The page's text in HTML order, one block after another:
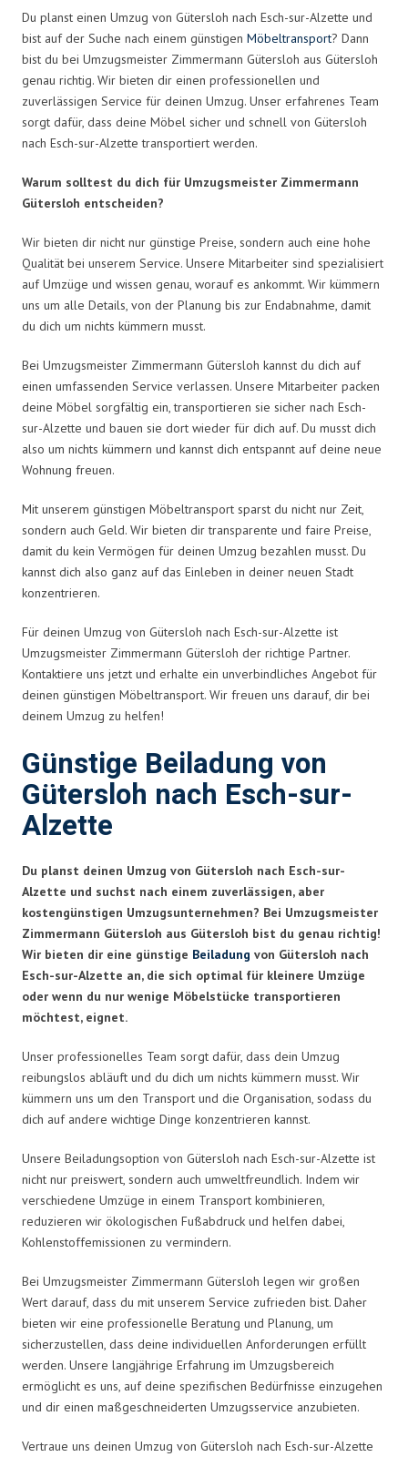
Du planst einen Umzug von Gütersloh nach Esch-sur-Alzette und
bist auf der Suche nach einem günstigen Möbeltransport? Dann
bist du bei Umzugsmeister Zimmermann Gütersloh aus Gütersloh
genau richtig. Wir bieten dir einen professionellen und
zuverlässigen Service für deinen Umzug. Unser erfahrenes Team
sorgt dafür, dass deine Möbel sicher und schnell von Gütersloh
nach Esch-sur-Alzette transportiert werden.
Warum solltest du dich für Umzugsmeister Zimmermann
Gütersloh entscheiden?
Wir bieten dir nicht nur günstige Preise, sondern auch eine hohe
Qualität bei unserem Service. Unsere Mitarbeiter sind spezialisiert
auf Umzüge und wissen genau, worauf es ankommt. Wir kümmern
uns um alle Details, von der Planung bis zur Endabnahme, damit
du dich um nichts kümmern musst.
Bei Umzugsmeister Zimmermann Gütersloh kannst du dich auf
einen umfassenden Service verlassen. Unsere Mitarbeiter packen
deine Möbel sorgfältig ein, transportieren sie sicher nach Esch-
sur-Alzette und bauen sie dort wieder für dich auf. Du musst dich
also um nichts kümmern und kannst dich entspannt auf deine neue
Wohnung freuen.
Mit unserem günstigen Möbeltransport sparst du nicht nur Zeit,
sondern auch Geld. Wir bieten dir transparente und faire Preise,
damit du kein Vermögen für deinen Umzug bezahlen musst. Du
kannst dich also ganz auf das Einleben in deiner neuen Stadt
konzentrieren.
Für deinen Umzug von Gütersloh nach Esch-sur-Alzette ist
Umzugsmeister Zimmermann Gütersloh der richtige Partner.
Kontaktiere uns jetzt und erhalte ein unverbindliches Angebot für
deinen günstigen Möbeltransport. Wir freuen uns darauf, dir bei
deinem Umzug zu helfen!
Günstige Beiladung von
Gütersloh nach Esch-sur-
Alzette
Du planst deinen Umzug von Gütersloh nach Esch-sur-
Alzette und suchst nach einem zuverlässigen, aber
kostengünstigen Umzugsunternehmen? Bei Umzugsmeister
Zimmermann Gütersloh aus Gütersloh bist du genau richtig!
Wir bieten dir eine günstige Beiladung von Gütersloh nach
Esch-sur-Alzette an, die sich optimal für kleinere Umzüge
oder wenn du nur wenige Möbelstücke transportieren
möchtest, eignet.
Unser professionelles Team sorgt dafür, dass dein Umzug
reibungslos abläuft und du dich um nichts kümmern musst. Wir
kümmern uns um den Transport und die Organisation, sodass du
dich auf andere wichtige Dinge konzentrieren kannst.
Unsere Beiladungsoption von Gütersloh nach Esch-sur-Alzette ist
nicht nur preiswert, sondern auch umweltfreundlich. Indem wir
verschiedene Umzüge in einem Transport kombinieren,
reduzieren wir ökologischen Fußabdruck und helfen dabei,
Kohlenstoffemissionen zu vermindern.
Bei Umzugsmeister Zimmermann Gütersloh legen wir großen
Wert darauf, dass du mit unserem Service zufrieden bist. Daher
bieten wir eine professionelle Beratung und Planung, um
sicherzustellen, dass deine individuellen Anforderungen erfüllt
werden. Unsere langjährige Erfahrung im Umzugsbereich
ermöglicht es uns, auf deine spezifischen Bedürfnisse einzugehen
und dir einen maßgeschneiderten Umzugsservice anzubieten.
Vertraue uns deinen Umzug von Gütersloh nach Esch-sur-Alzette